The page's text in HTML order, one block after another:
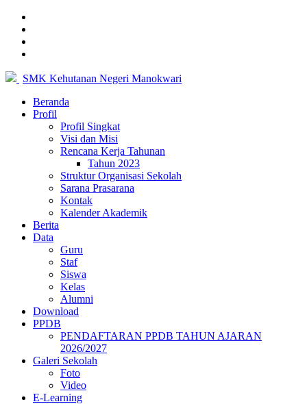
SMK Kehutanan Negeri Manokwari
Beranda
Profil
Profil Singkat
Visi dan Misi
Rencana Kerja Tahunan
Tahun 2023
Struktur Organisasi Sekolah
Sarana Prasarana
Kontak
Kalender Akademik
Berita
Data
Guru
Staf
Siswa
Kelas
Alumni
Download
PPDB
PENDAFTARAN PPDB TAHUN AJARAN
2026/2027
Galeri Sekolah
Foto
Video
E-Learning